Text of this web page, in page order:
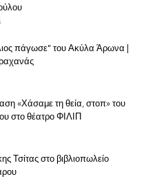
πάγωσε" του Ακύλα Άρωνα |
«Χάσαμε τη θεία, στοπ» του
στο θέατρο ΦΙΛΙΠ
Τσίτας στο βιβλιοπωλείο